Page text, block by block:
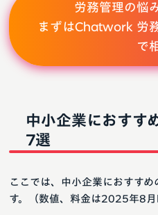
労務管理の悩
まずはChatwork 労
で
中小企業におすす
7選
ここでは、中小企業におすす
す。（数値、料金は2025年8月